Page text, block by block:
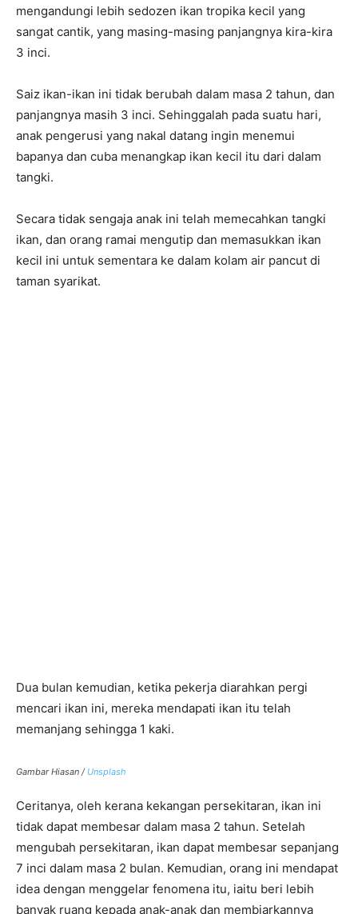
mengandungi lebih sedozen ikan tropika kecil yang
sangat cantik, yang masing-masing panjangnya kira-kira
3 inci.
Saiz ikan-ikan ini tidak berubah dalam masa 2 tahun, dan
panjangnya masih 3 inci. Sehinggalah pada suatu hari,
anak pengerusi yang nakal datang ingin menemui
bapanya dan cuba menangkap ikan kecil itu dari dalam
tangki.
Secara tidak sengaja anak ini telah memecahkan tangki
ikan, dan orang ramai mengutip dan memasukkan ikan
kecil ini untuk sementara ke dalam kolam air pancut di
taman syarikat.
Dua bulan kemudian, ketika pekerja diarahkan pergi
mencari ikan ini, mereka mendapati ikan itu telah
memanjang sehingga 1 kaki.
Gambar Hiasan / Unsplash
Ceritanya, oleh kerana kekangan persekitaran, ikan ini
tidak dapat membesar dalam masa 2 tahun. Setelah
mengubah persekitaran, ikan dapat membesar sepanjang
7 inci dalam masa 2 bulan. Kemudian, orang ini mendapat
idea dengan menggelar fenomena itu, iaitu beri lebih
banyak ruang kepada anak-anak dan membiarkannya